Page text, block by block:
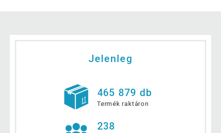
Jelenleg
465 879 db
Termék raktáron
238